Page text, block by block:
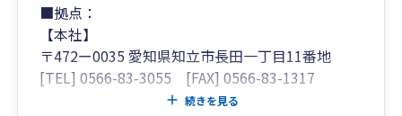
■拠点：
【本社】
〒472ー0035 愛知県知立市長田一丁目11番地
[TEL] 0566-83-3055 [FAX] 0566-83-1317
続きを見る